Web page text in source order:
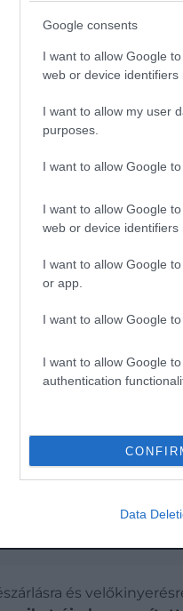
Google consents
I want to allow Google
web or device identifiers
I want to allow my user
purposes.
I want to allow Google
I want to allow Google
web or device identifiers
I want to allow Google
or app.
I want to allow Google
I want to allow Google
authentication
Data
Prehistory &
de az
figyelmet, hogy az
bemélyedéseket és
ember és a
és